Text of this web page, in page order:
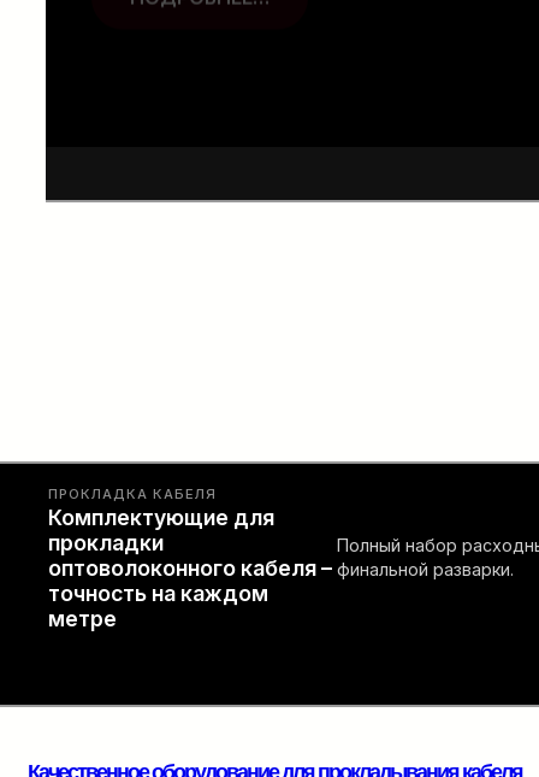
ПРОКЛАДКА КАБЕЛЯ
Комплектующие для
прокладки
оптоволоконного кабеля –
точность на каждом
метре
Полный набор
финальной разварки.